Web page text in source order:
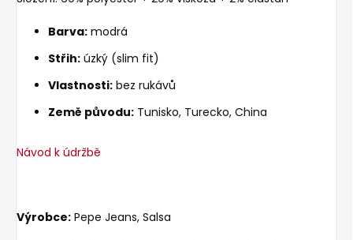
Barva: modrá
Střih: úzký (slim fit)
Vlastnosti: bez rukávů
Země původu: Tunisko, Turecko, China
Návod k údržbě
Výrobce: Pepe Jeans, Salsa